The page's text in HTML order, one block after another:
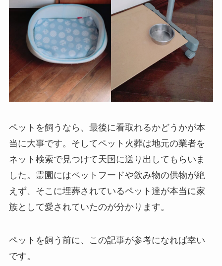
ペットを飼うなら、最後に看取れるかどうかが本
当に大事です。そしてペット火葬は地元の業者を
ネット検索で見つけて天国に送り出してもらいま
した。霊園にはペットフードや飲み物の供物が絶
えず、そこに埋葬されているペット達が本当に家
族として愛されていたのが分かります。
ペットを飼う前に、この記事が参考になれば幸い
です。